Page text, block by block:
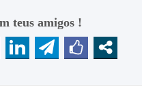
teus amigos !